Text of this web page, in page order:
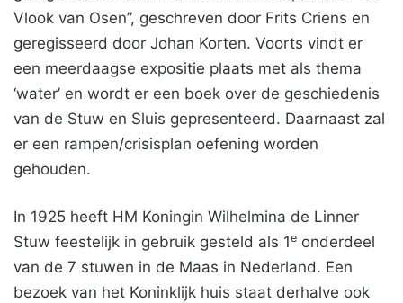
Vlook van Osen”, geschreven door Frits Criens en
geregisseerd door Johan Korten. Voorts vindt er
een meerdaagse expositie plaats met als thema
‘water’ en wordt er een boek over de geschiedenis
van de Stuw en Sluis gepresenteerd. Daarnaast zal
er een rampen/crisisplan oefening worden
gehouden.
In 1925 heeft HM Koningin Wilhelmina de Linner
Stuw feestelijk in gebruik gesteld als 1e onderdeel
van de 7 stuwen in de Maas in Nederland. Een
bezoek van het Koninklijk huis staat derhalve ook